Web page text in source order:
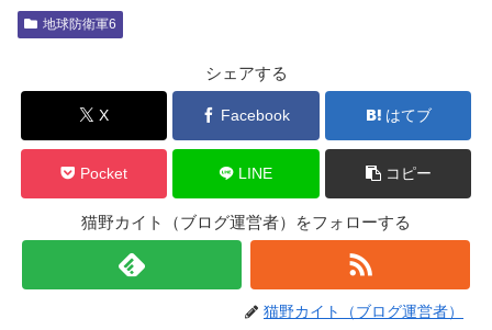
地球防衛軍6
シェアする
X Facebook はてブ
Pocket LINE コピー
猫野カイト（ブログ運営者）をフォローする
猫野カイト（ブログ運営者）